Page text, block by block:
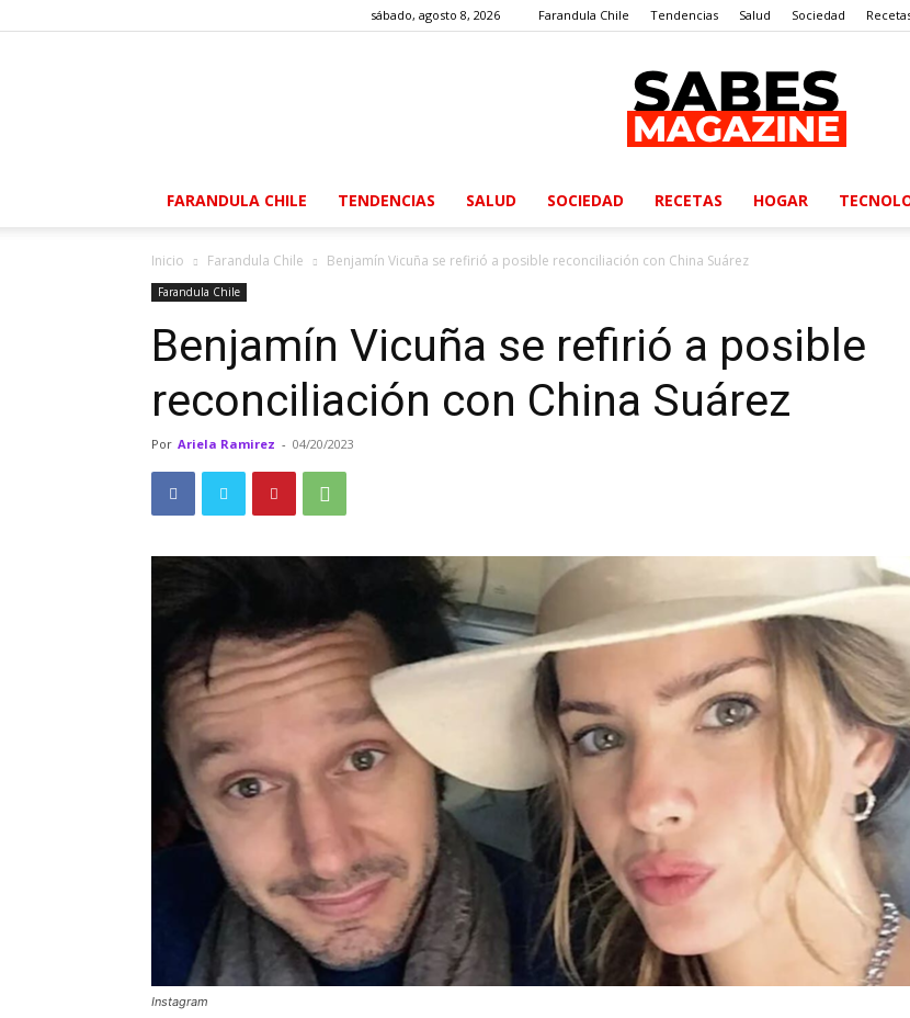
sábado, agosto 8, 2026 Farandula Chile Tendencias Salud Sociedad
FARANDULA CHILE TENDENCIAS SALUD SOCIEDAD RECETAS HOGAR
Inicio Farandula Chile Benjamín Vicuña se refirió a posible reconciliación con China Suárez
Farandula Chile
Benjamín Vicuña se refirió a posible
reconciliación con China Suárez
Por Ariela Ramirez - 04/20/2023
Instagram